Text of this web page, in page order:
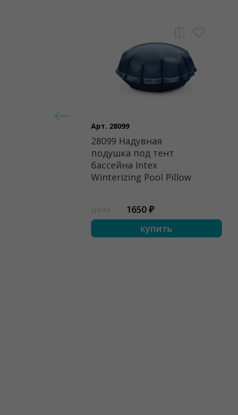
Арт. 28099
28099 Надувная
подушка под тент
бассейна Intex
Winterizing Pool Pillow
1650 ₽
купить